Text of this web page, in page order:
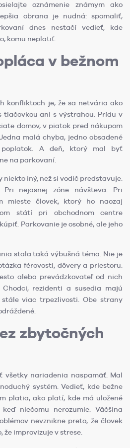
oznámenie známym ako
obrana je nudná: spomaliť,
dnes nestačí vedieť, kde
komu neplatiť.
v bežnom
konfliktoch je, že sa netvária ako
tlačovkou ani s výstrahou. Prídu v
domov, v piatok pred nákupom
malá chyba, jedno obsadené
poplatok. A deň, ktorý mal byť
na parkovaní.
iný, než si vodič predstavuje.
nejasnej zóne návšteva. Pri
mieste človek, ktorý ho naozaj
státí pri obchodnom centre
Parkovanie je osobné, ale jeho
stala taká výbušná téma. Nie je
férovosti, dôvery a priestoru.
alebo prevádzkovateľ od nich
rezidenti a susedia majú
viac trpezlivosti. Obe strany
zbytočných
všetky nariadenia naspamäť. Mal
systém. Vedieť, kde bežne
platia, ako platí, kde má uložené
niečomu nerozumie. Väčšina
nevznikne preto, že človek
že improvizuje v strese.